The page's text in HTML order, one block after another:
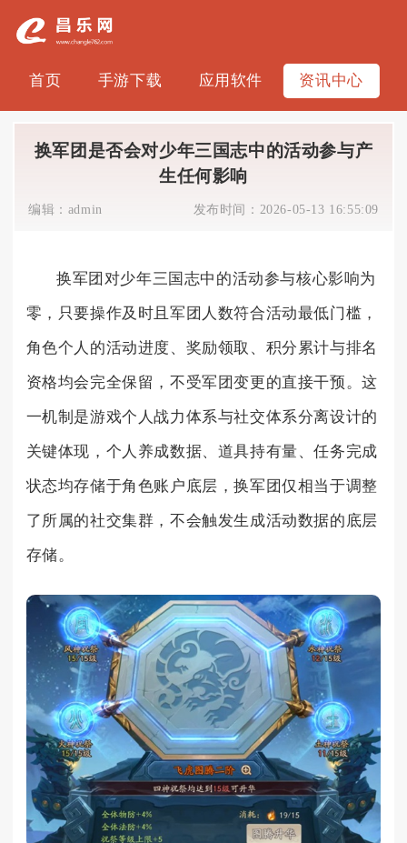
首页 手游下载 应用软件 资讯中心
换军团是否会对少年三国志中的活动参与产
生任何影响
编辑： admin 发布时间： 2026-05-13 16:55:09
换军团对少年三国志中的活动参与核心影响为
零，只要操作及时且军团人数符合活动最低门槛，
角色个人的活动进度、奖励领取、积分累计与排名
资格均会完全保留，不受军团变更的直接干预。这
一机制是游戏个人战力体系与社交体系分离设计的
关键体现，个人养成数据、道具持有量、任务完成
状态均存储于角色账户底层，换军团仅相当于调整
了所属的社交集群，不会触发生成活动数据的底层
存储。